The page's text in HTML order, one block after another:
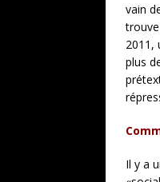
vain
2011,
plus
Il y a